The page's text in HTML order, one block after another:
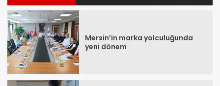
Mersin’in marka yolculuğunda
yeni dönem